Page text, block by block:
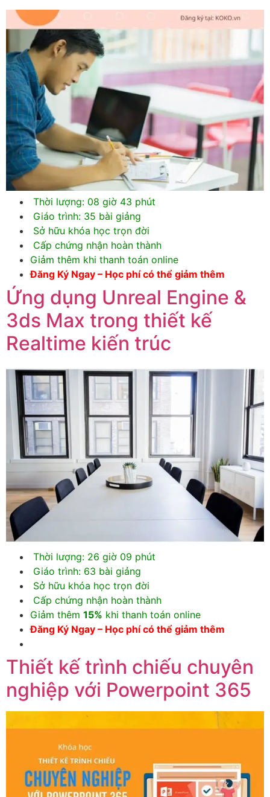
Thời lượng: 08 giờ 43 phút
Giáo trình: 35 bài giảng
Sở hữu khóa học trọn đời
Cấp chứng nhận hoàn thành
Giảm thêm khi thanh toán online
Đăng Ký Ngay – Học phí có thể giảm thêm
Ứng dụng Unreal Engine &
3ds Max trong thiết kế
Realtime kiến trúc
Thời lượng: 26 giờ 09 phút
Giáo trình: 63 bài giảng
Sở hữu khóa học trọn đời
Cấp chứng nhận hoàn thành
Giảm thêm 15% khi thanh toán online
Đăng Ký Ngay – Học phí có thể giảm thêm
Thiết kế trình chiếu chuyên
nghiệp với Powerpoint 365